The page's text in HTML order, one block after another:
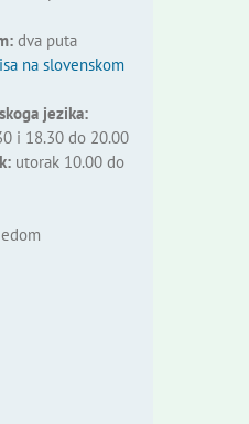
dva puta
na slovenskom
jezika:
i 18.30 do 20.00
utorak 10.00 do